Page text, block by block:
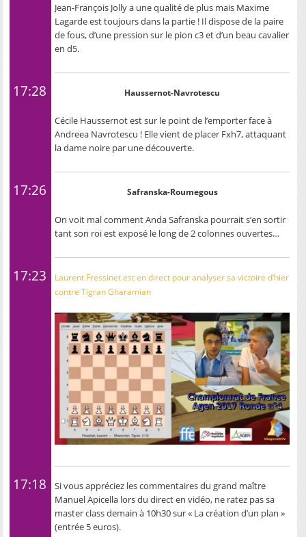
Jean-François Jolly a une qualité de plus mais Maxime
Lagarde est toujours dans la partie ! Il dispose de la paire
de fous, d’une pression sur le pion c3 et d’un beau cavalier
en d5.
17:28 Haussernot-Navrotescu
Cécile Haussernot est sur le point de l’emporter face à
Andreea Navrotescu ! Elle vient de placer Fxh7, attaquant
la dame noire par une découverte.
17:26 Safranska-Roumegous
On voit mal comment Anda Safranska pourrait s’en sortir
tant son roi est exposé le long de 2 colonnes ouvertes…
17:23
Laurent Fressinet est en direct pour analyser sa victoire d’hier
contre Tigran Gharamian
17:18
Si vous appréciez les commentaires du grand maître
Manuel Apicella lors du direct en vidéo, ne ratez pas sa
master class demain à 10h30 sur « La création d’un plan »
(entrée 5 euros).